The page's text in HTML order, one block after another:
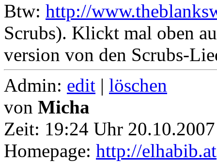
Btw: http://
Scrubs). Klickt mal oben
version von den Scrubs-
Admin: edit | löschen
von Micha
Zeit: 19:24 Uhr
Homepage: http://elhabib.at